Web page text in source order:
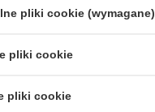
pliki cookie (wymagane)
pliki cookie
pliki cookie